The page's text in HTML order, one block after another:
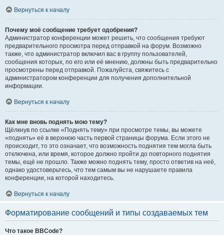
Вернуться к началу
Почему моё сообщение требует одобрения?
Администратор конференции может решить, что сообщения требуют
предварительного просмотра перед отправкой на форум. Возможно
также, что администратор включил вас в группу пользователей,
сообщения которых, по его или её мнению, должны быть предварительно
просмотрены перед отправкой. Пожалуйста, свяжитесь с
администратором конференции для получения дополнительной
информации.
Вернуться к началу
Как мне вновь поднять мою тему?
Щёлкнув по ссылке «Поднять тему» при просмотре темы, вы можете
«поднять» её в верхнюю часть первой страницы форума. Если этого не
происходит, то это означает, что возможность поднятия тем могла быть
отключена, или время, которое должно пройти до повторного поднятия
темы, ещё не прошло. Также можно поднять тему, просто ответив на неё,
однако удостоверьтесь, что тем самым вы не нарушаете правила
конференции, на которой находитесь.
Вернуться к началу
Форматирование сообщений и типы создаваемых тем
Что такое BBCode?